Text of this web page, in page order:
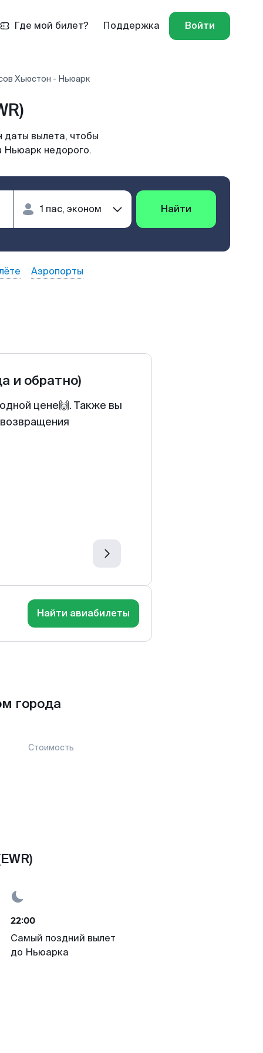
Где мой билет? Поддержка Войти
Хьюстон - Ньюарк
вылета, чтобы
Ньюарк недорого.
Найти
Аэропорты
и обратно)
цене🙌. Также вы
Найти авиабилеты
города
Стоимость
22:00
Самый поздний вылет
до Ньюарка